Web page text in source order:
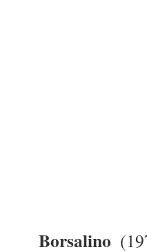
Borsalino